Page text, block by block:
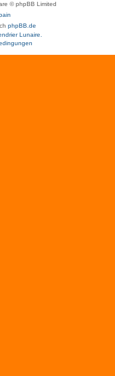
© phpBB Limited
phpBB.de
Lunaire.